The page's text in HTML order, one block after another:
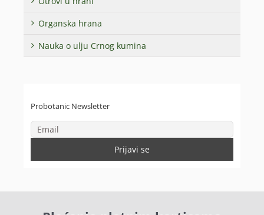
Organska hrana
Nauka o ulju Crnog kumina
Probotanic Newsletter